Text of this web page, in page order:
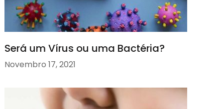
Será um Vírus ou uma Bactéria?
Novembro 17, 2021